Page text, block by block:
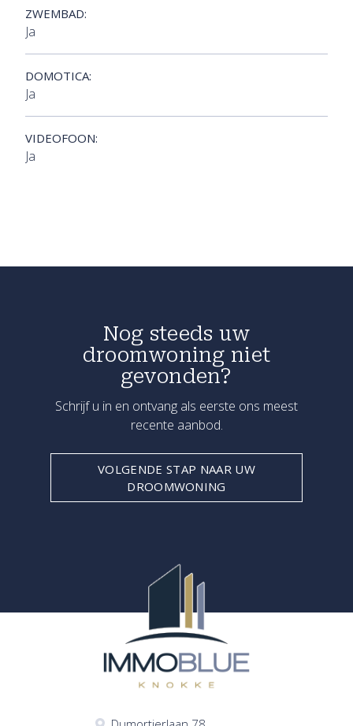
ZWEMBAD:
Ja
DOMOTICA:
Ja
VIDEOFOON:
Ja
Nog steeds uw
droomwoning niet
gevonden?
Schrijf u in en ontvang als eerste ons meest
recente aanbod.
VOLGENDE STAP NAAR UW
DROOMWONING